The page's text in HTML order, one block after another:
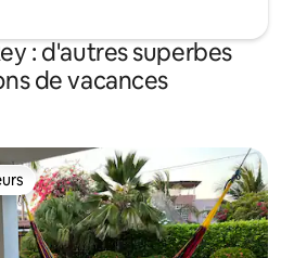
: d'autres superbes
de vacances